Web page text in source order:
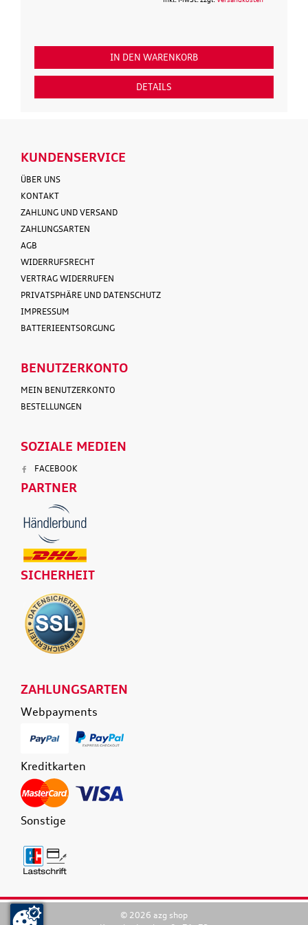
IN DEN WARENKORB
KUNDENSERVICE
ÜBER UNS
KONTAKT
ZAHLUNG UND VERSAND
ZAHLUNGSARTEN
AGB
WIDERRUFSRECHT
VERTRAG WIDERRUFEN
PRIVATSPHÄRE UND DATENSCHUTZ
IMPRESSUM
BATTERIEENTSORGUNG
BENUTZERKONTO
MEIN BENUTZERKONTO
BESTELLUNGEN
SOZIALE MEDIEN
FACEBOOK
PARTNER
SICHERHEIT
ZAHLUNGSARTEN
Webpayments
Kreditkarten
Sonstige
© 2026 azg shop